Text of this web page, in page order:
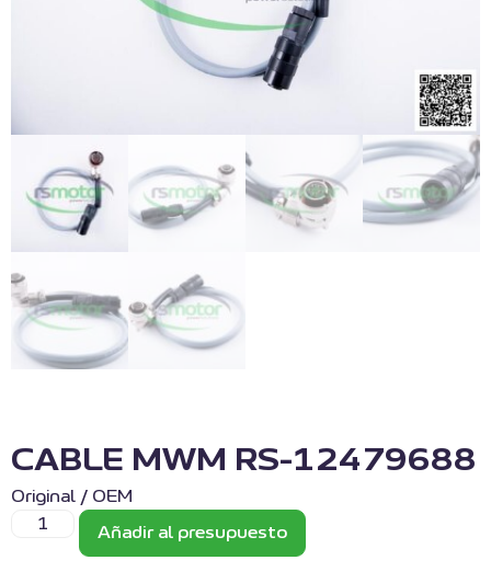
CABLE MWM RS-12479688
Original / OEM
Añadir al presupuesto